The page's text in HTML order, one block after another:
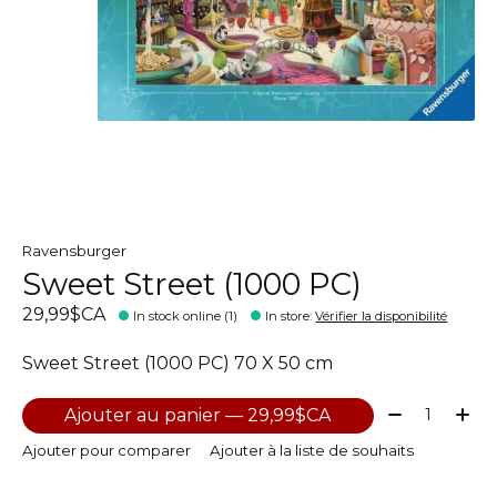
Ravensburger
Sweet Street (1000 PC)
29,99$CA In stock online (1) In store:Vérifier la disponibilité
Sweet Street (1000 PC) 70 X 50 cm
Ajouter au panier — 29,99$CA Quantité:
Ajouter pour comparer Ajouter à la liste de souhaits